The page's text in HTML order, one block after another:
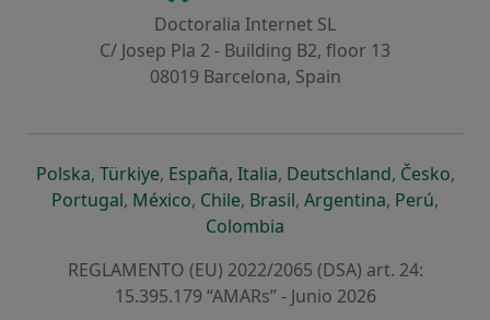
Doctoralia Internet SL
C/ Josep Pla 2 - Building B2, floor 13
08019 Barcelona, Spain
Polskase abre en una nueva pestaña
, Türkiyese abre en una nueva pestaña
, Españase abre en una nueva pestaña
, Italiase abre en una nueva
, Deutschlandse abre en
, Českose
,
Portugalse abre en una nueva pestaña
, Méxicose abre en una nueva pestaña
, Chilese abre en una nueva pestaña
, Brasilse abre en una nueva
, Argentinase abre en
, Perúse
,
Colombia
REGLAMENTO (EU) 2022/2065 (DSA) art. 24:
15.395.179 “AMARs” - Junio 2026